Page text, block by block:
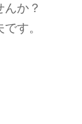
か？
す。